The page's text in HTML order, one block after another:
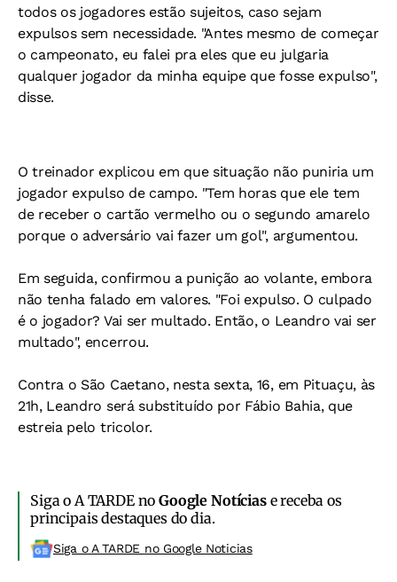
todos os jogadores estão sujeitos, caso sejam
expulsos sem necessidade. "Antes mesmo de começar
o campeonato, eu falei pra eles que eu julgaria
qualquer jogador da minha equipe que fosse expulso",
disse.
O treinador explicou em que situação não puniria um
jogador expulso de campo. "Tem horas que ele tem
de receber o cartão vermelho ou o segundo amarelo
porque o adversário vai fazer um gol", argumentou.
Em seguida, confirmou a punição ao volante, embora
não tenha falado em valores. "Foi expulso. O culpado
é o jogador? Vai ser multado. Então, o Leandro vai ser
multado", encerrou.
Contra o São Caetano, nesta sexta, 16, em Pituaçu, às
21h, Leandro será substituído por Fábio Bahia, que
estreia pelo tricolor.
Siga o A TARDE noGoogle Notíciase receba os
principais destaques do dia.
Siga o A TARDE no Google Noticias